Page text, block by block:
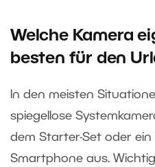
Welche Kamera
besten für den
In den meisten
spiegellose
dem Starter-Set oder
Smartphone aus.